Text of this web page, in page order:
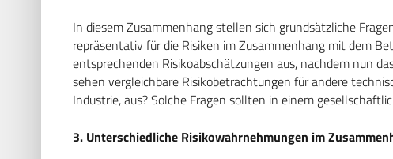
In diesem Zusammenhang stellen sich grundsätzliche
repräsentativ für die Risiken im Zusammenhang mit dem
entsprechenden Risikoabschätzungen aus, nachdem nun
sehen vergleichbare Risikobetrachtungen für andere
Industrie, aus? Solche Fragen sollten in einem
3. Unterschiedliche Risikowahrnehmungen im